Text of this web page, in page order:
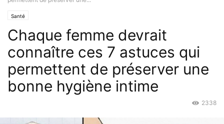
Santé
Chaque femme devrait
connaître ces 7 astuces qui
permettent de préserver une
bonne hygiène intime
2338